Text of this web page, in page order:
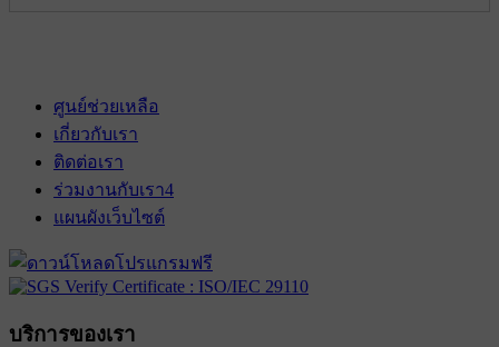
ศูนย์ช่วยเหลือ
เกี่ยวกับเรา
ติดต่อเรา
ร่วมงานกับเรา4
แผนผังเว็บไซต์
บริการของเรา